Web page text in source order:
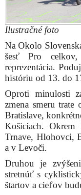
Ilustračné foto
Na Okolo
šesť Pro celkov,
reprezentácia.
históriu od 13. do
Oproti minulosti
zmena smeru
Bratislave,
Košiciach.
Trnave, Hlohovci,
a v Levoči.
Druhou je
stretnúť s
štartov a cieľov